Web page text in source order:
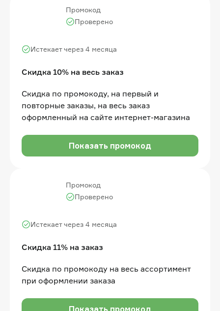
Промокод
Скидка 10% на весь заказ
Истекает через 4 месяца
Проверено
Скидка по промокоду, на первый и
повторные заказы, на весь заказ
оформленный на сайте интернет-магазина
Показать промокод
Промокод
Скидка 11% на заказ
Истекает через 4 месяца
Проверено
Cкидка по промокоду на весь ассортимент
при оформлении заказа
Показать промокод